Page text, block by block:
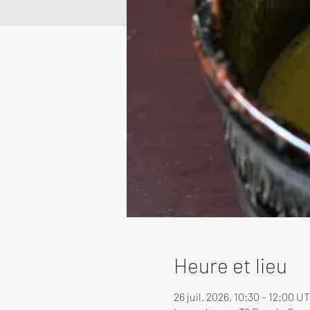
Heure et lieu
26 juil. 2026, 10:30 – 12:00